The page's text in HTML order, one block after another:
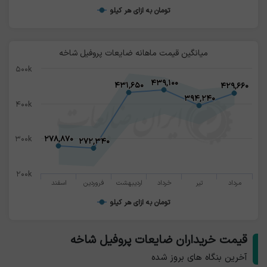
تومان به ازای هر کیلو
میانگین قیمت ماهانه ضایعات پروفیل شاخه
۲۷۸,۸۷۰
۲۷۸,۸۷۰ ۲۷۲,۳۴۰
۲۷۲,۳۴۰
۴۳۱,۶۵۰
۴۳۱,۶۵۰ ۴۳۹,۱۰۰
۴۳۹,۱۰۰
۳۹۴,۲۴۰
۳۹۴,۲۴۰
۴۲۹,۶۶۰
۴۲۹,۶۶۰
تومان به ازای هر کیلو
اسفند فروردین اردیبهشت خرداد تیر مرداد
۲۰۰k
۳۰۰k
۴۰۰k
۵۰۰k
قیمت خریداران ضایعات پروفیل شاخه
آخرین بنگاه های بروز شده